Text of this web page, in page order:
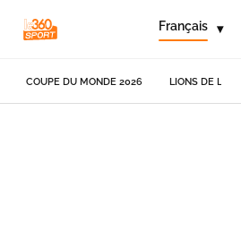
Français ▾
COUPE DU MONDE 2026 LIONS DE